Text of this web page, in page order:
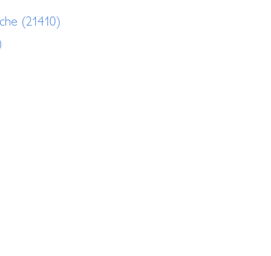
(21410)